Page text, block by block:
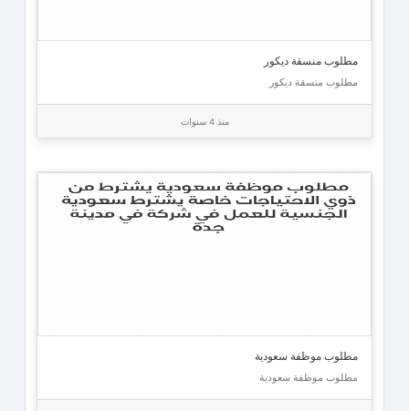
مطلوب منسقة ديكور
مطلوب منسقة ديكور
منذ 4 سنوات
مطلوب موظفة سعودية
مطلوب موظفة سعودية